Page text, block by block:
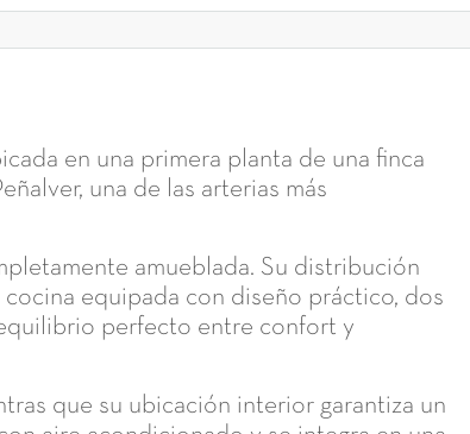
en una primera planta de una finca
una de las arterias más
amueblada. Su distribución
equipada con diseño práctico, dos
perfecto entre confort y
que su ubicación interior garantiza un